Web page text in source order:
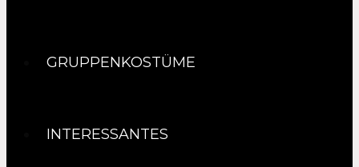
GRUPPENKOSTÜME
INTERESSANTES